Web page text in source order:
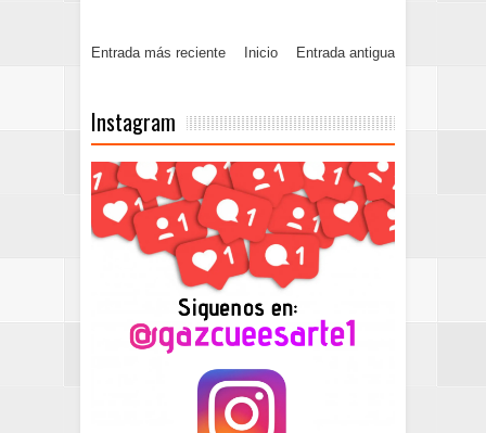
Entrada más reciente Entrada antigua
Inicio
Instagram